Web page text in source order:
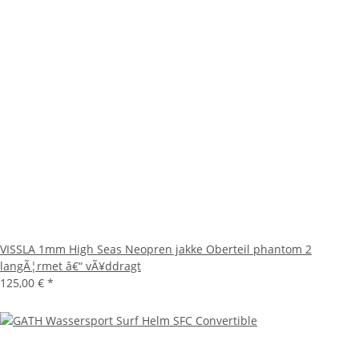
VISSLA 1mm High Seas Neopren jakke Oberteil phantom 2
langÃ¦rmet â€“ vÃ¥ddragt
125,00 € *